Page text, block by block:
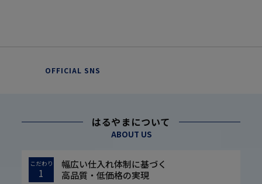
OFFICIAL SNS
はるやまについて
ABOUT US
こだわり
1
幅広い仕入れ体制に基づく
高品質・低価格の実現